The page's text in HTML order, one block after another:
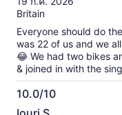
เกี่ยว
รีวิว
ที่
ได้
รับ
ตรวจ
สอบ
Britain
Everyone should do
was 22 of us and we
😂 We had two bikes
& joined in with the
10.0/10
10.0